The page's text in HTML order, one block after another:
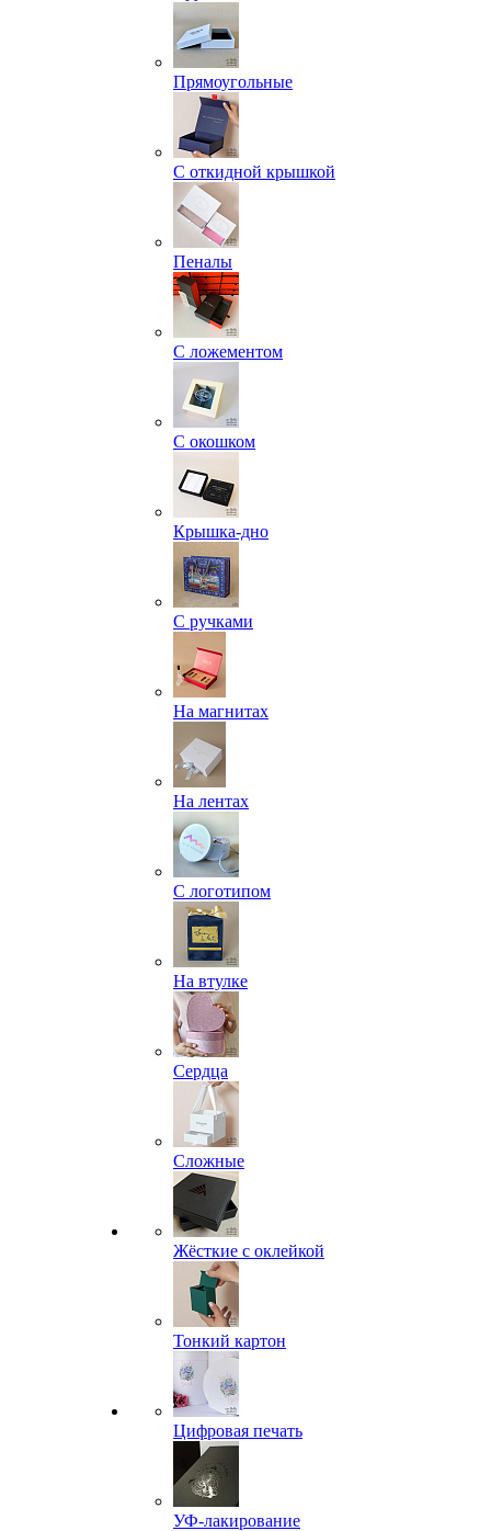
Прямоугольные
С откидной крышкой
Пеналы
С ложементом
С окошком
Крышка-дно
С ручками
На магнитах
На лентах
С логотипом
На втулке
Сердца
Сложные
Жёсткие с оклейкой
Тонкий картон
Цифровая печать
УФ-лакирование